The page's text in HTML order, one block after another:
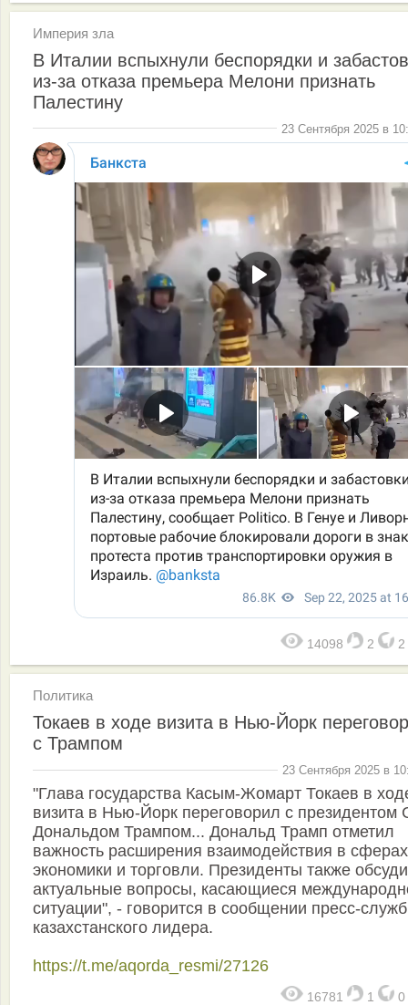
Империя зла
В Италии вспыхнули беспорядки и
из-за отказа премьера Мелони признать
Палестину
23 Сентября 2025 в
14098 2 2
Политика
Токаев в ходе визита в Нью-Йорк
с Трампом
23 Сентября 2025 в
"Глава государства Касым-Жомарт Токаев в
визита в Нью-Йорк переговорил с
Дональдом Трампом... Дональд Трамп отметил
важность расширения взаимодействия в сферах
экономики и торговли. Президенты также
актуальные вопросы, касающиеся
ситуации", - говорится в сообщении пресс-
казахстанского лидера.
https://t.me/aqorda_resmi/27126
16781 1 0